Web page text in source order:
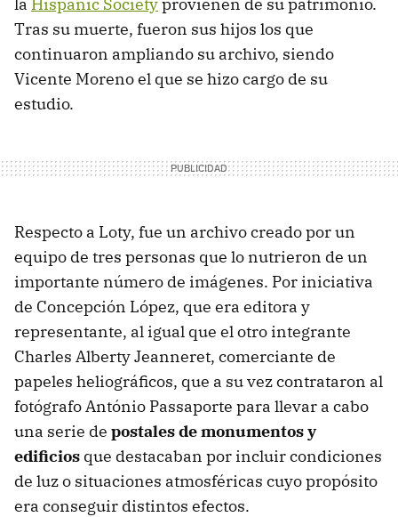
Tras su muerte, fueron sus hijos los que
continuaron ampliando su archivo, siendo
Vicente Moreno el que se hizo cargo de su
estudio.
Respecto a Loty, fue un archivo creado por un
equipo de tres personas que lo nutrieron de un
importante número de imágenes. Por iniciativa
de Concepción López, que era editora y
representante, al igual que el otro integrante
Charles Alberty Jeanneret, comerciante de
papeles heliográficos, que a su vez contrataron al
fotógrafo António Passaporte para llevar a cabo
una serie de postales de monumentos y
edificios que destacaban por incluir condiciones
de luz o situaciones atmosféricas cuyo propósito
era conseguir distintos efectos.